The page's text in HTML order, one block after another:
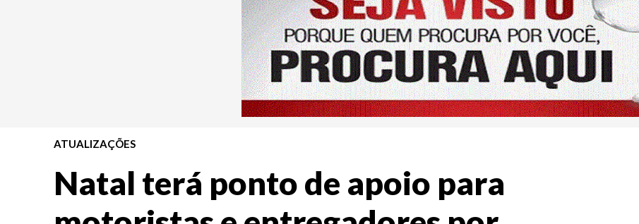
ATUALIZAÇÕES
Natal terá ponto de apoio para